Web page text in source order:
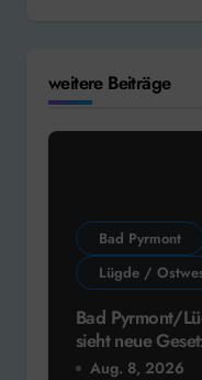
weitere Beiträge
Bad Pyrmont
Lügde /
Bad Pyrmont/
sieht neue
Aug. 8, 2026